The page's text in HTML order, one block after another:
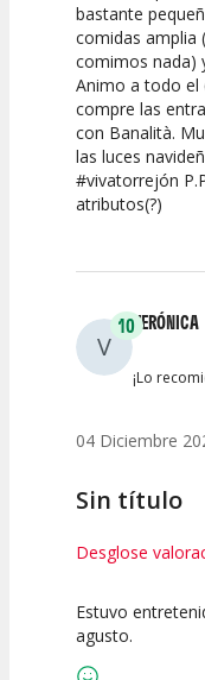
bastante
comidas amplia
comimos nada)
Animo a todo el
compre las
con Banalità.
las luces
#vivatorrejón
atributos(?)
V
10VERÓNICA
¡Lo
04 Diciembre
Sin título
Desglose
10
Estuvo
agusto.